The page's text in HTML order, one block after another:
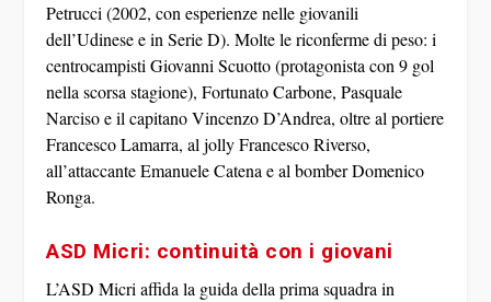
Petrucci(2002, con esperienze nelle giovanili
dell’Udinese e in Serie D). Molte le riconferme di peso: i
centrocampistiGiovanni Scuotto(protagonista con 9 gol
nella scorsa stagione),Fortunato Carbone,Pasquale
Narcisoe il capitanoVincenzo D’Andrea, oltre al portiere
Francesco Lamarra, al jollyFrancesco Riverso,
all’attaccanteEmanuele Catenae al bomberDomenico
Ronga.
ASD Micri: continuità con i giovani
L’ASD Micri affida la guida della prima squadra in